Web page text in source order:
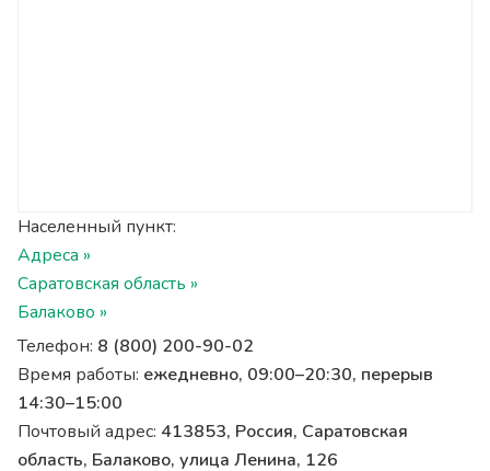
Населенный пункт:
Адреса »
Саратовская область »
Балаково »
Телефон: 8 (800) 200-90-02
Время работы: ежедневно, 09:00–20:30, перерыв
14:30–15:00
Почтовый адрес: 413853, Россия, Саратовская
область, Балаково, улица Ленина, 126